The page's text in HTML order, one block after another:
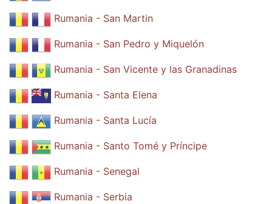
Rumania - San Martin
Rumania - San Pedro y Miquelón
Rumania - San Vicente y las Granadinas
Rumania - Santa Elena
Rumania - Santa Lucía
Rumania - Santo Tomé y Príncipe
Rumania - Senegal
Rumania - Serbia